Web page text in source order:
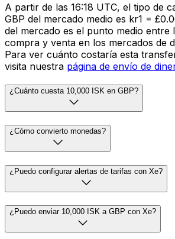
A partir de las 16:18 UTC, el tipo de
GBP del mercado medio es kr1 =
del mercado es el punto medio entre
compra y venta en los mercados de
Para ver cuánto costaría esta
visita nuestra página de envío de
¿Cuánto cuesta 10,000 ISK en GBP?
¿Cómo convierto monedas?
¿Puedo configurar alertas de tarifas con Xe?
¿Puedo enviar 10,000 ISK a GBP con Xe?